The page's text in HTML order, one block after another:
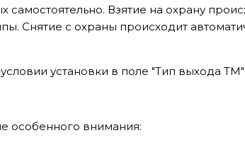
Взятие на охрану
Снятие с охраны происходит
установки в поле "Тип выхода
особенного внимания: